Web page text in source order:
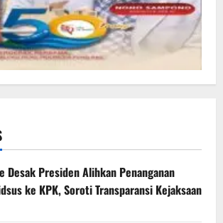
Desak Presiden Alihkan Penanganan
ke KPK, Soroti Transparansi Kejaksaan